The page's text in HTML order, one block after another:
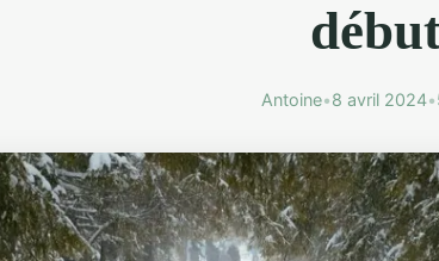
Antoine•8 avril 2024•